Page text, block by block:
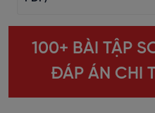
100+ BÀI TẬP
ĐÁP ÁN CHI